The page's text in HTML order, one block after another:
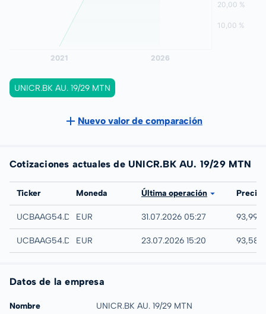
UNICR.BK AU. 19/29 MTN
Nuevo valor de comparación
Cotizaciones actuales de UNICR.BK AU. 19/29 MTN
Bolsa
Ticker Moneda Última operación Precio
Quotrix
UCBAAG54.DUSD
EUR 31.07.2026 05:27 93,99 %
Düsseldorf
UCBAAG54.DUSB
EUR 23.07.2026 15:20 93,58
Datos de la empresa
Nombre UNICR.BK AU. 19/29 MTN